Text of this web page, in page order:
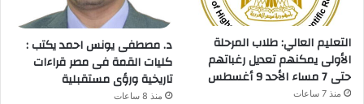
التعليم العالي: طلاب المرحلة
الأولى يمكنهم تعديل رغباتهم
حتى 7 مساء الأحد 9 أغسطس
منذ 7 ساعات
د. مصطفى يونس احمد يكتب :
كليات القمة فى مصر قراءات
تاريخية ورؤى مستقبلية
منذ 8 ساعات